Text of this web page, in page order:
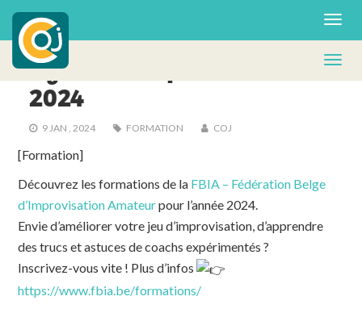
ACTUS - FA
Agenda des formations
2024
9 JAN , 2024 FORMATION COJ
[Formation]
Découvrez les formations de la FBIA – Fédération Belge
d’Improvisation Amateurpour l’année 2024.
Envie d’améliorer votre jeu d’improvisation, d’apprendre
des trucs et astuces de coachs expérimentés ?
Inscrivez-vous vite ! Plus d’infos
https://www.fbia.be/formations/